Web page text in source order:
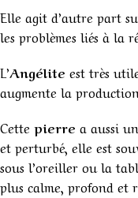
Elle agit d’autre part
les problèmes liés à la
L’Angélite est très
augmente la
Cette pierre a aussi
et perturbé, elle est
sous l’oreiller ou la
plus calme, profond et